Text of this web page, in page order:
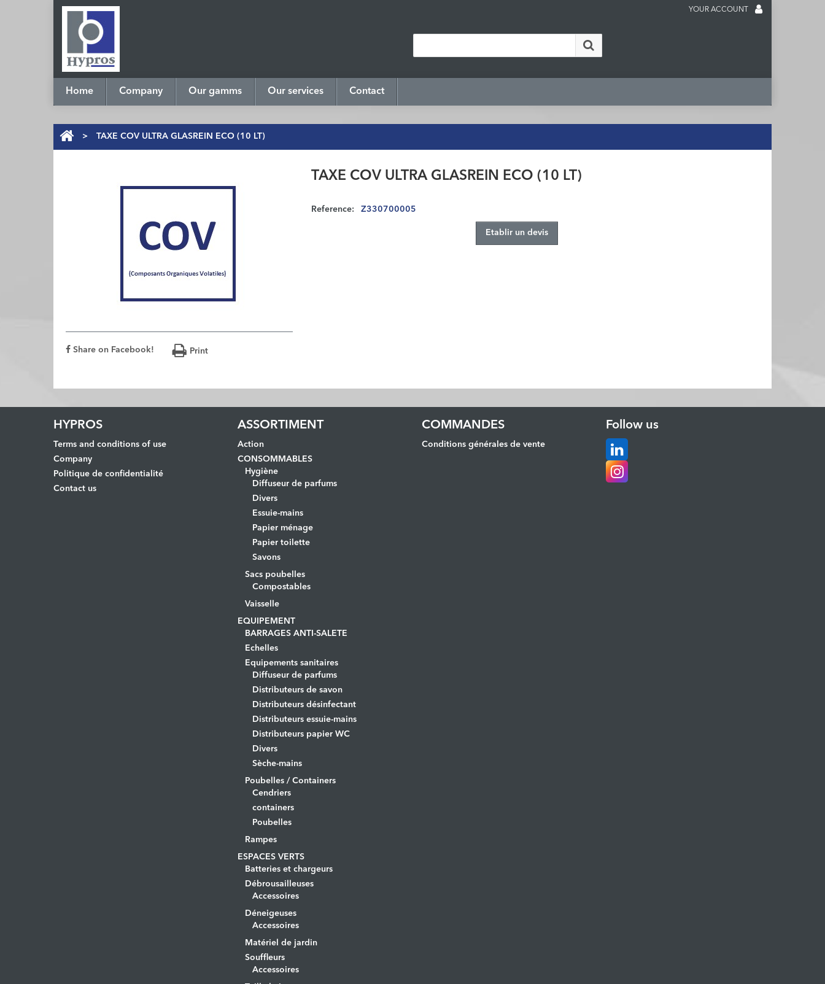
YOUR ACCOUNT
Home Company Our gamms Our services Contact
> TAXE COV ULTRA GLASREIN ECO (10 LT)
Share on Facebook! Print
TAXE COV ULTRA GLASREIN ECO (10 LT)
Reference: Z330700005
Etablir un devis
HYPROS
Terms and conditions of use
Company
Politique de confidentialité
Contact us
ASSORTIMENT
Action
CONSOMMABLES
Hygiène
Diffuseur de parfums
Divers
Essuie-mains
Papier ménage
Papier toilette
Savons
Sacs poubelles
Compostables
Vaisselle
EQUIPEMENT
BARRAGES ANTI-SALETE
Echelles
Equipements sanitaires
Diffuseur de parfums
Distributeurs de savon
Distributeurs désinfectant
Distributeurs essuie-mains
Distributeurs papier WC
Divers
Sèche-mains
Poubelles / Containers
Cendriers
containers
Poubelles
Rampes
ESPACES VERTS
Batteries et chargeurs
Débrousailleuses
Accessoires
Déneigeuses
Accessoires
Matériel de jardin
Souffleurs
Accessoires
COMMANDES
Conditions générales de vente
Follow us